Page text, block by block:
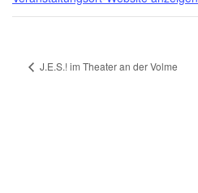
J.E.S.! im Theater an der Volme